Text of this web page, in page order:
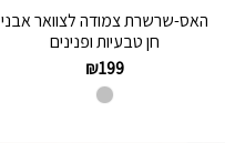
האס-שרשרת צמודה לצוואר אבני
חן טבעיות ופנינים
₪199